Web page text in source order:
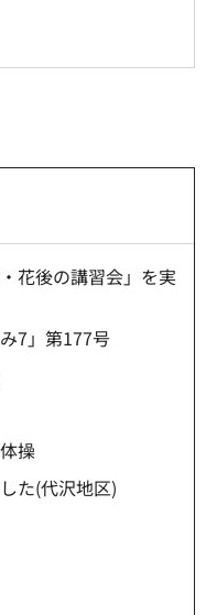
花後の講習会」を実
7」第177号
操
た(代沢地区)